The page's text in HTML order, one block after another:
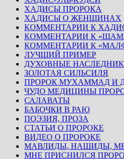
ХАДИСЫ ПРОРОКА
ХАДИСЫ О ЖЕНЩИНАХ
КОММЕНТАРИИ К
КОММЕНТАРИИ К
КОММЕНТАРИИ К
ЛУЧШИЙ ПРИМЕР
ДУХОВНЫЕ
ЗОЛОТАЯ СИЛЬСИЛЯ
ПРОРОК МУХАММАД И
ЧУДО МЕДИЦИНЫ
САЛАВАТЫ
БАБОЧКИ В РАЮ
ПОЭЗИЯ, ПРОЗА
СТАТЬИ О ПРОРОКЕ
ВИДЕО О ПРОРОКЕ
МАВЛИДЫ, НАШИДЫ,
МНЕ ПРИСНИЛСЯ